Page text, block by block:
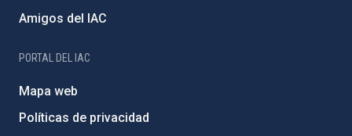
Amigos del IAC
PORTAL DEL IAC
Mapa web
Políticas de privacidad